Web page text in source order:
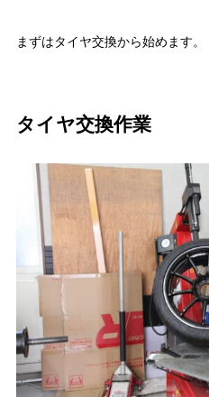
まずはタイヤ交換から始めます。
タイヤ交換作業